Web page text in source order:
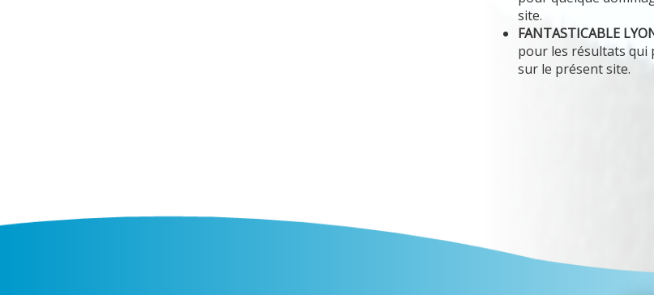
site.
FANTASTICABLE
pour les résultats
sur le présent site.